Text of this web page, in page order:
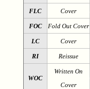
FLC Cover
FOC Fold Out Cover
LC Cover
RI Reissue
WOC
Written On
Cover